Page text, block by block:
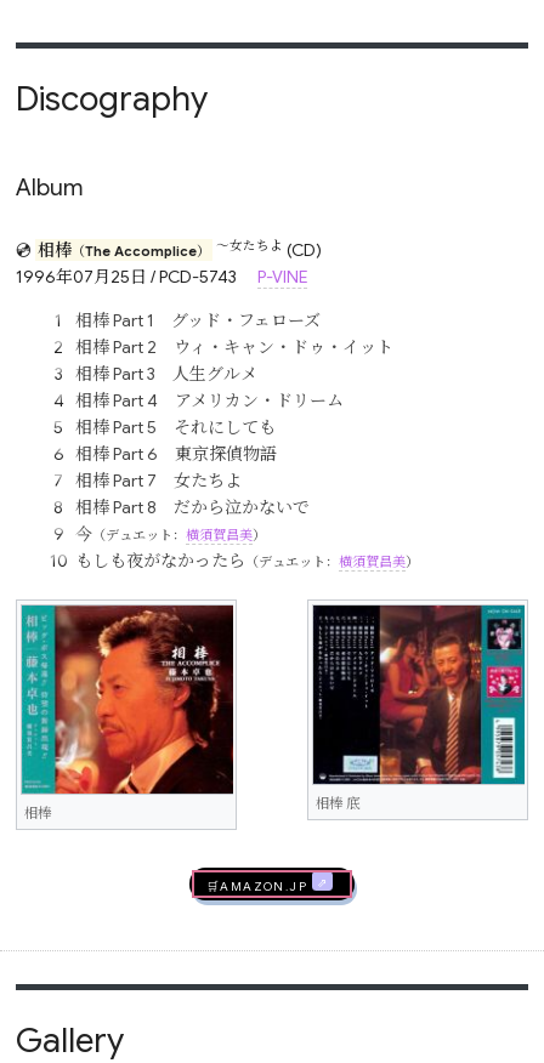
Discography
Album
💿 相棒 （The Accomplice） ～女たちよ (CD)
1996年07月25日 / PCD-5743
P-VINE
相棒 Part 1 グッド・フェローズ
相棒 Part 2 ウィ・キャン・ドゥ・イット
相棒 Part 3 人生グルメ
相棒 Part 4 アメリカン・ドリーム
相棒 Part 5 それにしても
相棒 Part 6 東京探偵物語
相棒 Part 7 女たちよ
相棒 Part 8 だから泣かないで
今 （デュエット：横須賀昌美）
もしも夜がなかったら （デュエット：横須賀昌美）
相棒
相棒 底
🛒AMAZON.jp
Gallery